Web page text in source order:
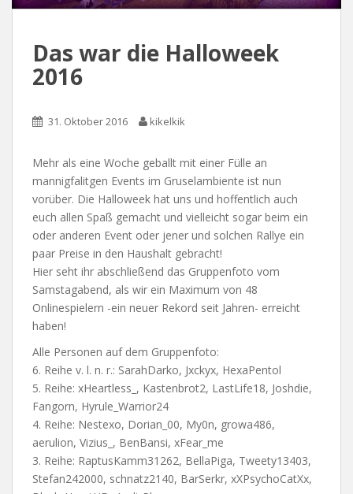
Das war die Halloweek
2016
31. Oktober 2016 kikelkik
Mehr als eine Woche geballt mit einer Fülle an
mannigfalitgen Events im Gruselambiente ist nun
vorüber. Die Halloweek hat uns und hoffentlich auch
euch allen Spaß gemacht und vielleicht sogar beim ein
oder anderen Event oder jener und solchen Rallye ein
paar Preise in den Haushalt gebracht!
Hier seht ihr abschließend das Gruppenfoto vom
Samstagabend, als wir ein Maximum von 48
Onlinespielern -ein neuer Rekord seit Jahren- erreicht
haben!
Alle Personen auf dem Gruppenfoto:
6. Reihe v. l. n. r.: SarahDarko, Jxckyx, HexaPentol
5. Reihe: xHeartless_, Kastenbrot2, LastLife18, Joshdie,
Fangorn, Hyrule_Warrior24
4. Reihe: Nestexo, Dorian_00, My0n, growa486,
aerulion, Vizius_, BenBansi, xFear_me
3. Reihe: RaptusKamm31262, BellaPiga, Tweety13403,
Stefan242000, schnatz2140, BarSerkr, xXPsychoCatXx,